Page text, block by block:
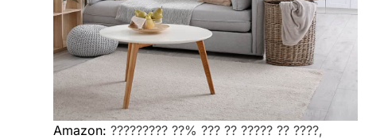
Amazon: ????????? ??% ??? ?? ????? ?? ????,